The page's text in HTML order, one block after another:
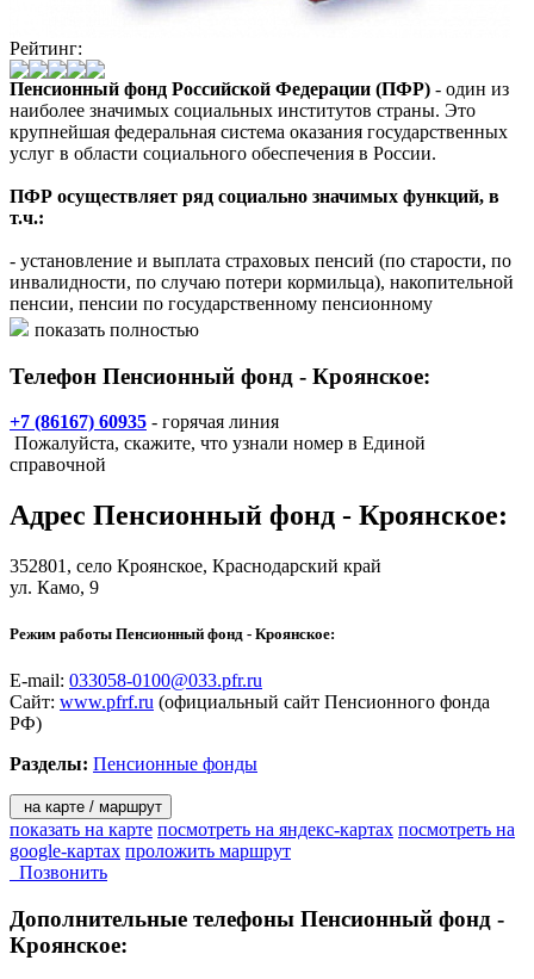
Рейтинг:
Пенсионный фонд Российской Федерации (ПФР) - один из
наиболее значимых социальных институтов страны. Это
крупнейшая федеральная система оказания государственных
услуг в области социального обеспечения в России.
ПФР осуществляет ряд социально значимых функций, в
т.ч.:
- установление и выплата страховых пенсий (по старости, по
инвалидности, по случаю потери кормильца), накопительной
пенсии, пенсии по государственному пенсионному
обеспечению, пенсии военнослужащих и их семей,
- выдача государственных сертификатов на материнский
(семейный) капитал;
- назначение и реализация социальных выплат отдельным
категориям граждан: ветеранам, инвалидам, Героям
Российской Федерации и др.;
- назначение и реализация федеральной социальной доплаты к
регионе;
участников системы обязательного пенсионного страхования;
- формирование, инвестирование и выплата средств
пенсионных накоплений;
- адресная помощь пенсионерам и софинансирование
социальных программ субъектов РФ;
пенсии;
- реализация международных соглашений.
показать полностью
Телефон Пенсионный фонд - Кроянское:
+7 (86167) 60935 - горячая линия
Пожалуйста, скажите, что узнали номер в Единой
справочной
Адрес Пенсионный фонд - Кроянское:
352801, село Кроянское, Краснодарский край
ул. Камо, 9
Режим работы Пенсионный фонд - Кроянское:
E-mail: 033058-0100@033.pfr.ru
Сайт: www.pfrf.ru (официальный сайт Пенсионного фонда
РФ)
Разделы: Пенсионные фонды
на карте / маршрут
показать на карте посмотреть на яндекс-картах посмотреть на
google-картах проложить маршрут
Позвонить
Дополнительные телефоны Пенсионный фонд -
Кроянское: